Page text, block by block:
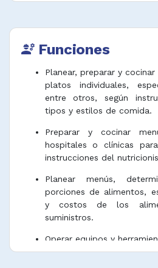
engineering Funciones
Planear, preparar y
platos individuales,
entre otros, según
tipos y estilos de comida.
Preparar y cocinar
hospitales o clínicas
instrucciones del
Planear menús,
porciones de alimentos,
y costos de los
suministros.
Operar equipos y
la preparación de